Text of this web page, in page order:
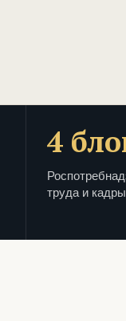
4
труда и